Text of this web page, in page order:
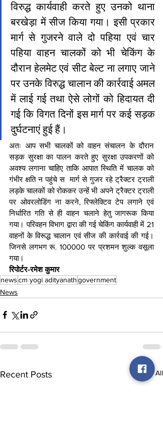
विरुद्ध कार्यवाही करते हुए उनको थाना
बरखेड़ा में सीज किया गया। इसी प्रकार
मार्ग से गुजरने वाले दो पहिया एवं चार
पहिया वाहन चालकों को भी चेकिंग के
दौरान हेलमेट एवं सीट बेल्ट ना लगाए जाने
पर उनके विरुद्ध चालान की कार्रवाई अमल
में लाई गई तथा ऐसे लोगों को हिदायत दी
गई कि विगत दिनों इस मार्ग पर कई सड़क
दुर्घटनाएं हुई हैं।
अतः आप सभी चालकों को वाहन संचालन के दौरान
सड़क सुरक्षा का पालन करते हुए सुरक्षा उपकरणों को
अवश्य लगाना चाहिए ताकि आपात स्थिति में चालक को
गंभीर क्षति न पहुंचे स  मार्ग से गुजर रहे ट्रैक्टर ट्राली
लड़के चालकों को रोककर उन्हें भी अपने ट्रैक्टर ट्राली
पर ओवरलोडिंग ना करने, रिफ्लेक्टिव टेप लगाने एवं
निर्धारित गति से ही वाहन चलाने हेतु जागरूक किया
गया। परिवहन विभाग द्वारा की गई चेकिंग कार्यवाही में 21
वाहनों के विरूद्ध चालान एवं सीज की कार्रवाई की गई।
जिनसे लगभग रू. 100000 पर प्रशमन शुल्क वसूला
गया।
रिपोर्टर-रमेश कुमार
newscm yogi adityanathgovernment
News
Recent Posts See All